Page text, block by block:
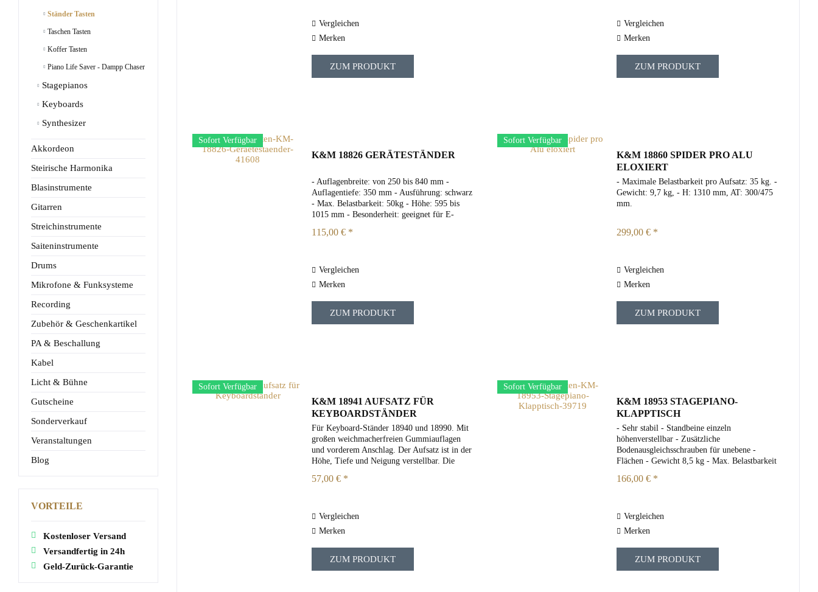
Ständer Tasten
Taschen Tasten
Koffer Tasten
Piano Life Saver - Dampp Chaser
Stagepianos
Keyboards
Synthesizer
Akkordeon
Steirische Harmonika
Blasinstrumente
Gitarren
Streichinstrumente
Saiteninstrumente
Drums
Mikrofone & Funksysteme
Recording
Zubehör & Geschenkartikel
PA & Beschallung
Kabel
Licht & Bühne
Gutscheine
Sonderverkauf
Veranstaltungen
Blog
VORTEILE
Kostenloser Versand
Versandfertig in 24h
Geld-Zurück-Garantie
Vergleichen
Merken
ZUM PRODUKT
Vergleichen
Merken
ZUM PRODUKT
Sofort Verfügbar
K&M 18826 GERÄTESTÄNDER
- Auflagenbreite: von 250 bis 840 mm -
Auflagentiefe: 350 mm - Ausführung: schwarz
- Max. Belastbarkeit: 50kg - Höhe: 595 bis
1015 mm - Besonderheit: geeignet für E-
Verstärker;...
115,00 € *
Vergleichen
Merken
ZUM PRODUKT
Sofort Verfügbar
K&M 18860 SPIDER PRO ALU
ELOXIERT
- Maximale Belastbarkeit pro Aufsatz: 35 kg. -
Gewicht: 9,7 kg, - H: 1310 mm, AT: 300/475
mm.
299,00 € *
Vergleichen
Merken
ZUM PRODUKT
Sofort Verfügbar
K&M 18941 AUFSATZ FÜR
KEYBOARDSTÄNDER
Für Keyboard-Ständer 18940 und 18990. Mit
großen weichmacherfreien Gummiauflagen
und vorderem Anschlag. Der Aufsatz ist in der
Höhe, Tiefe und Neigung verstellbar. Die
sicheren Halt und für ein...
57,00 € *
Vergleichen
Merken
ZUM PRODUKT
Sofort Verfügbar
K&M 18953 STAGEPIANO-
KLAPPTISCH
- Sehr stabil - Standbeine einzeln
höhenverstellbar - Zusätzliche
Bodenausgleichsschrauben für unebene -
Flächen - Gewicht 8,5 kg - Max. Belastbarkeit
166,00 € *
Vergleichen
Merken
ZUM PRODUKT